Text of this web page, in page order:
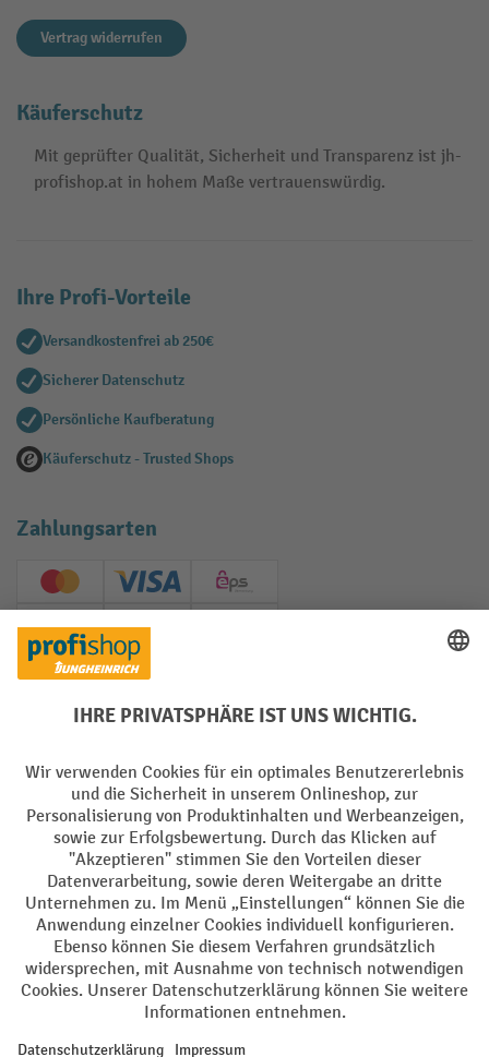
Vertrag widerrufen
Käuferschutz
Mit geprüfter Qualität, Sicherheit und Transparenz ist jh-
profishop.at in hohem Maße vertrauenswürdig.
Ihre Profi-Vorteile
Versandkostenfrei ab 250€
Sicherer Datenschutz
Persönliche Kaufberatung
Käuferschutz - Trusted Shops
Zahlungsarten
Creditcard (Master)Creditcard (Visa)
EPS
PayPal
Soziale Netzwerke
Impressum Datenschutz
Barrierefreiheit Privacy Settings
Alle Preise exkl. gesetzl. Mehrwertsteuer zzgl.Versandkostenund ggf.
Nachnahmegebühren, wenn nicht anders angegeben.
¹ Der Rabatt gilt so lange der Vorrat reicht. Der Rabatt gilt nicht auf